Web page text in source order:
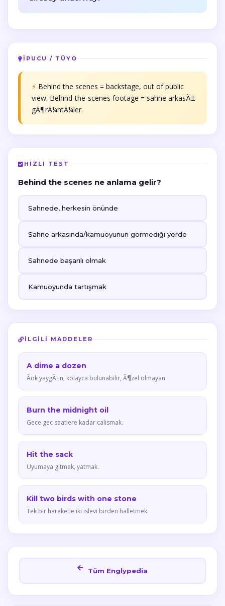
İPUCU / TÜYO
⚡ Behind the scenes = backstage, out of public
view. Behind-the-scenes footage = sahne arkasÄ±
gÃ¶rÃ¼ntÃ¼ler.
HIZLI TEST
Behind the scenes ne anlama gelir?
Sahnede, herkesin önünde
Sahne arkasında/kamuoyunun görmediği yerde
Sahnede başarılı olmak
Kamuoyunda tartışmak
İLGILI MADDELER
A dime a dozen
Ãok yaygÄ±n, kolayca bulunabilir, Ã¶zel olmayan.
Burn the midnight oil
Gece gec saatlere kadar calismak.
Hit the sack
Uyumaya gitmek, yatmak.
Kill two birds with one stone
Tek bir hareketle iki islevi birden halletmek.
Tüm Englypedia